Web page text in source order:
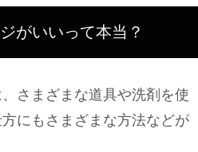
早く産まれる？早めるには？巨大児
彼女と二人で幸せなクリスマスにす
がいいって本当？
さまざまな道具や洗剤を使
にもさまざまな方法などが